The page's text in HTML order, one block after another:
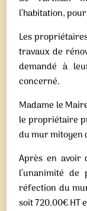
l’habitation,
Les
travaux de
demandé à
concerné.
Madame le
le propriétaire
du mur mitoyen
Après en avoir
l’unanimité
réfection du
soit 720.00€ HT